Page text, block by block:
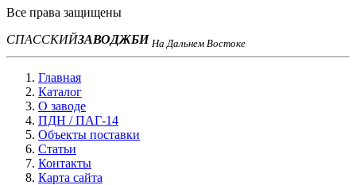
Все права защищены
СПАССКИЙЗАВОДЖБИ На Дальнем Востоке
Главная
Каталог
О заводе
ПДН / ПАГ-14
Объекты поставки
Статьи
Контакты
Карта сайта